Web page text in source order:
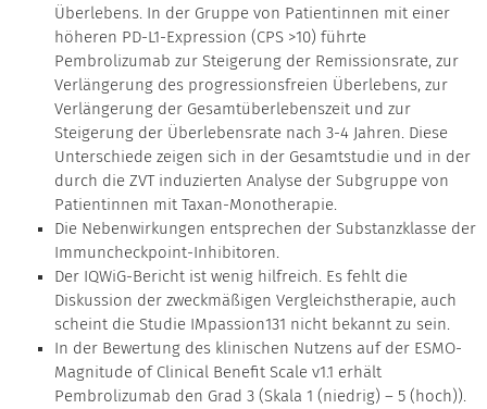
Überlebens. In der Gruppe von Patientinnen mit einer
höheren PD-L1-Expression (CPS >10) führte
Pembrolizumab zur Steigerung der Remissionsrate, zur
Verlängerung des progressionsfreien Überlebens, zur
Verlängerung der Gesamtüberlebenszeit und zur
Steigerung der Überlebensrate nach 3-4 Jahren. Diese
Unterschiede zeigen sich in der Gesamtstudie und in der
durch die ZVT induzierten Analyse der Subgruppe von
Patientinnen mit Taxan-Monotherapie.
Die Nebenwirkungen entsprechen der Substanzklasse der
Immuncheckpoint-Inhibitoren.
Der IQWiG-Bericht ist wenig hilfreich. Es fehlt die
Diskussion der zweckmäßigen Vergleichstherapie, auch
scheint die Studie IMpassion131 nicht bekannt zu sein.
In der Bewertung des klinischen Nutzens auf der ESMO-
Magnitude of Clinical Benefit Scale v1.1 erhält
Pembrolizumab den Grad 3 (Skala 1 (niedrig) – 5 (hoch)).